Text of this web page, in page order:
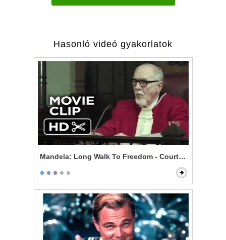
Hasonló videó gyakorlatok
Mandela: Long Walk To Freedom - Courtroom